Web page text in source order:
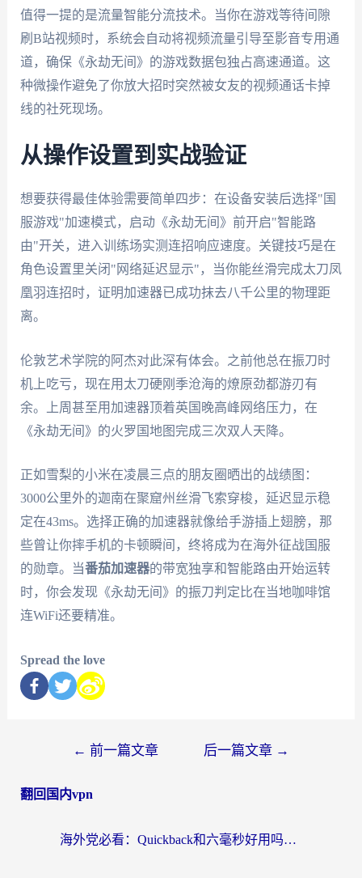
值得一提的是流量智能分流技术。当你在游戏等待间隙
刷B站视频时，系统会自动将视频流量引导至影音专用通
道，确保《永劫无间》的游戏数据包独占高速通道。这
种微操作避免了你放大招时突然被女友的视频通话卡掉
线的社死现场。
从操作设置到实战验证
想要获得最佳体验需要简单四步：在设备安装后选择"国
服游戏"加速模式，启动《永劫无间》前开启"智能路
由"开关，进入训练场实测连招响应速度。关键技巧是在
角色设置里关闭"网络延迟显示"，当你能丝滑完成太刀凤
凰羽连招时，证明加速器已成功抹去八千公里的物理距
离。
伦敦艺术学院的阿杰对此深有体会。之前他总在振刀时
机上吃亏，现在用太刀硬刚季沧海的燎原劲都游刃有
余。上周甚至用加速器顶着英国晚高峰网络压力，在
《永劫无间》的火罗国地图完成三次双人天降。
正如雪梨的小米在凌晨三点的朋友圈晒出的战绩图：
3000公里外的迦南在聚窟州丝滑飞索穿梭，延迟显示稳
定在43ms。选择正确的加速器就像给手游插上翅膀，那
些曾让你摔手机的卡顿瞬间，终将成为在海外征战国服
的勋章。当番茄加速器的带宽独享和智能路由开始运转
时，你会发现《永劫无间》的振刀判定比在当地咖啡馆
连WiFi还要精准。
Spread the love
← 前一篇文章 后一篇文章 →
翻回国内vpn
海外党必看：Quickback和六毫秒好用吗？3步选对回国加速器，无缝刷国内剧玩游戏